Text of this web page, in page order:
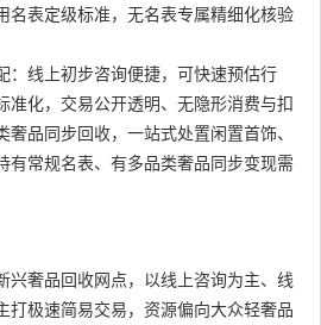
名表定级标准，无名表专属精细化核验
：线上初步咨询便捷，可快速预估行
准化，交易公开透明、无隐形消费与扣
品同步回收，一站式处置闲置首饰、
有常规名表、有多品类奢品同步变现需
兴奢品回收网点，以线上咨询为主、线
打极速简易交易，资源偏向大众轻奢品